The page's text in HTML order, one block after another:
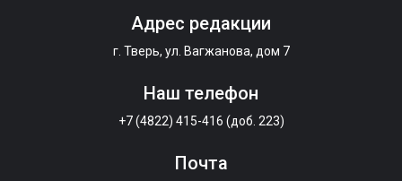
Адрес редакции
г. Тверь, ул. Вагжанова, дом 7
Наш телефон
+7 (4822) 415-416 (доб. 223)
Почта